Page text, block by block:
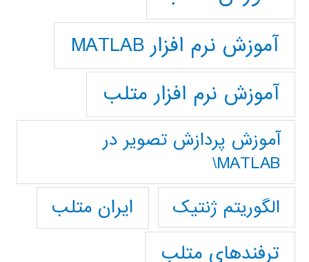
آموزش نرم افزار MATLAB
آموزش نرم افزار متلب
آموزش پردازش تصوير در
MATLAB\
الگوریتم ژنتیک
ایران متلب
ترفندهای متلب